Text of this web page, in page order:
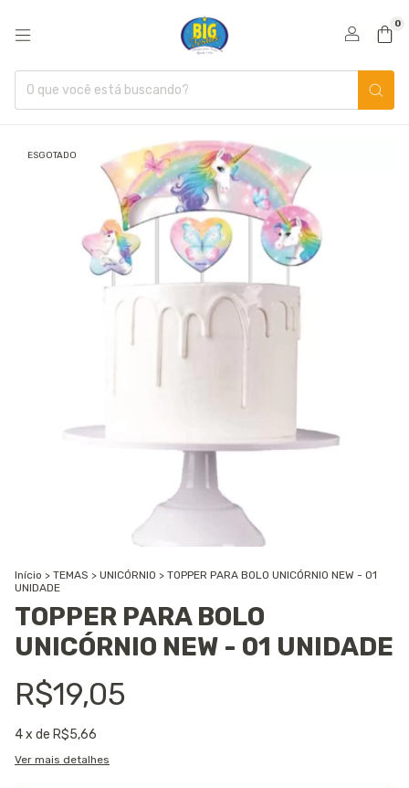
0
ESGOTADO
Início > TEMAS > UNICÓRNIO > TOPPER PARA BOLO UNICÓRNIO NEW - 01
UNIDADE
TOPPER PARA BOLO
UNICÓRNIO NEW - 01 UNIDADE
R$19,05
4x de R$5,66
Ver mais detalhes